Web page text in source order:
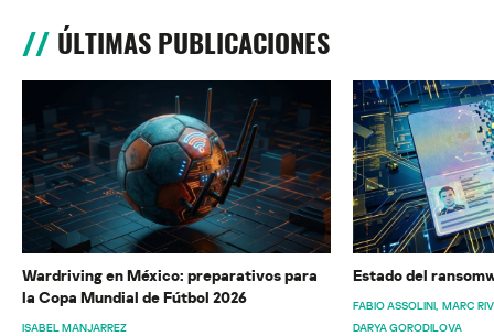
ÚLTIMAS PUBLICACIONES
Wardriving en México: preparativos para
la Copa Mundial de Fútbol 2026
ISABEL MANJARREZ
Estado del
FABIO ASSOLINI MARC
DARYA GORODILOVA